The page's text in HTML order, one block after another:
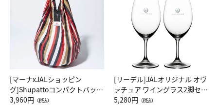
[マーナxJALショッピン
グ]Shupattoコンパクトバッグ
Drop JAL客室乗務員（LC）ス
3,960円 （税込）
[リーデル]JALオリジナル オヴ
ァチュア ワイングラス2脚セッ
ト（レッドワイン）
5,280円 （税込）